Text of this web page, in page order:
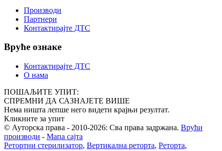
Производи
Партнери
Контактирајте ДТС
Вруће ознаке
Контактирајте ДТС
О нама
ПОШАЉИТЕ УПИТ:
СПРЕМНИ ДА САЗНАЈЕТЕ ВИШЕ
Нема ништа лепше него видети крајњи резултат.
Кликните за упит
© Ауторска права - 2010-2026: Сва права задржана. Врући
производи - Мапа сајта
Ретортни стерилизатор, Вертикална реторта, Реторта,